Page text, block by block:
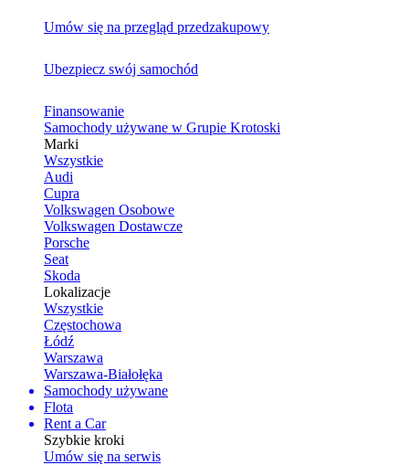
Umów się na przegląd przedzakupowy
Ubezpiecz swój samochód
Finansowanie
Samochody używane w Grupie Krotoski
Marki
Wszystkie
Audi
Cupra
Volkswagen Osobowe
Volkswagen Dostawcze
Porsche
Seat
Skoda
Lokalizacje
Wszystkie
Częstochowa
Łódź
Warszawa
Warszawa-Białołęka
Samochody używane
Flota
Rent a Car
Szybkie kroki
Umów się na serwis